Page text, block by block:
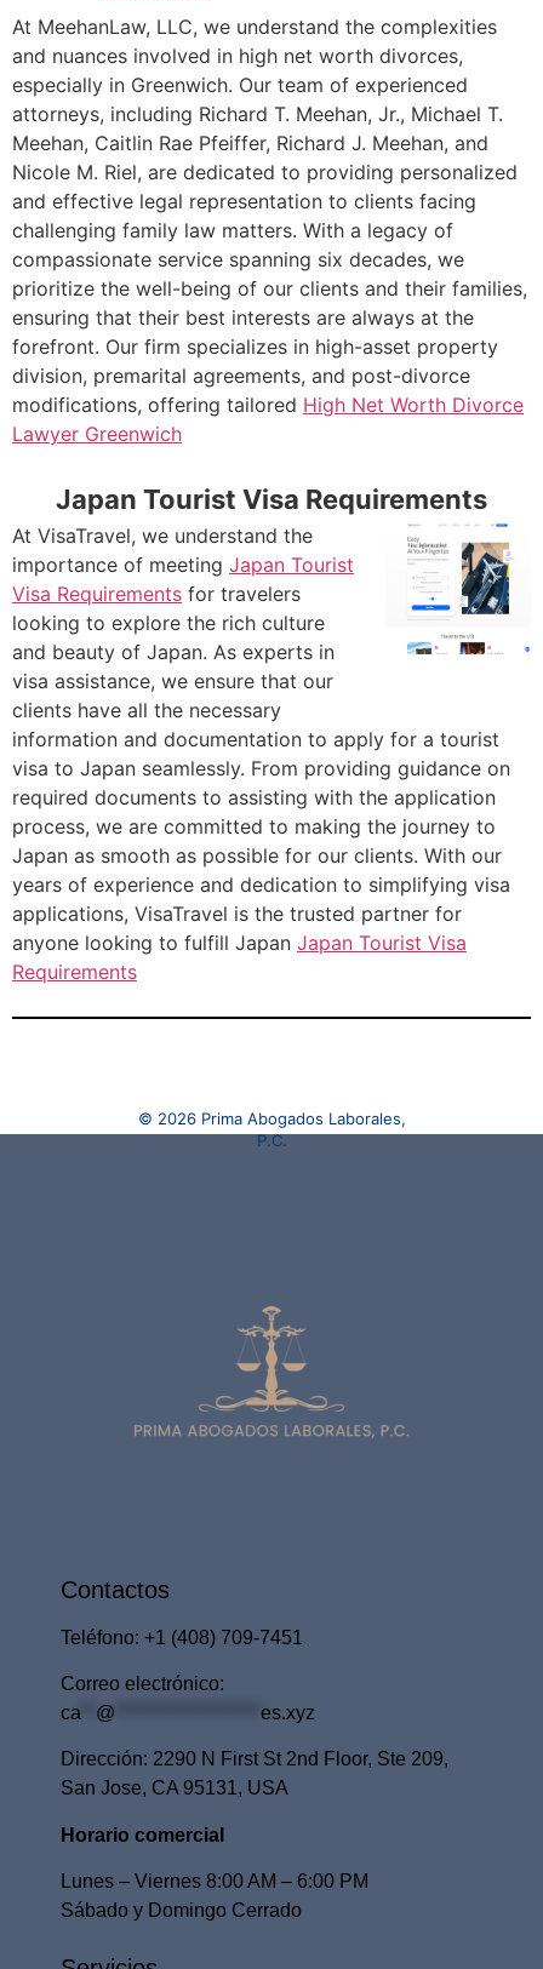
At MeehanLaw, LLC, we understand the complexities
and nuances involved in high net worth divorces,
especially in Greenwich. Our team of experienced
attorneys, including Richard T. Meehan, Jr., Michael T.
Meehan, Caitlin Rae Pfeiffer, Richard J. Meehan, and
Nicole M. Riel, are dedicated to providing personalized
and effective legal representation to clients facing
challenging family law matters. With a legacy of
compassionate service spanning six decades, we
prioritize the well-being of our clients and their families,
ensuring that their best interests are always at the
forefront. Our firm specializes in high-asset property
division, premarital agreements, and post-divorce
modifications, offering tailored High Net Worth Divorce
Lawyer Greenwich
Japan Tourist Visa Requirements
At VisaTravel, we understand the
importance of meeting Japan Tourist
Visa Requirements for travelers
looking to explore the rich culture
and beauty of Japan. As experts in
visa assistance, we ensure that our
clients have all the necessary
information and documentation to apply for a tourist
visa to Japan seamlessly. From providing guidance on
required documents to assisting with the application
process, we are committed to making the journey to
Japan as smooth as possible for our clients. With our
years of experience and dedication to simplifying visa
applications, VisaTravel is the trusted partner for
anyone looking to fulfill Japan Japan Tourist Visa
Requirements
© 2026 Prima Abogados Laborales,
P.C.
Contactos
Teléfono: ​+1 (408) 709-7451
Correo electrónico:
ca
@ es.xyz
Dirección: ​2290 N First St 2nd Floor, Ste 209,
San Jose, CA 95131, USA
Horario comercial
Lunes – Viernes 8:00 AM – 6:00 PM
Sábado y Domingo Cerrado